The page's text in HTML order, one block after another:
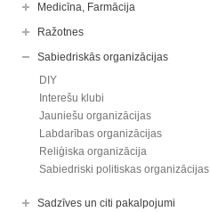
Medicīna, Farmācija
Ražotnes
Sabiedriskās organizācijas
DIY
Interešu klubi
Jauniešu organizācijas
Labdarības organizācijas
Reliģiska organizācija
Sabiedriski politiskas organizācijas
Sadzīves un citi pakalpojumi